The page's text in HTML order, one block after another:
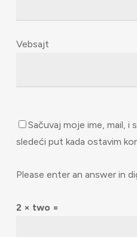
Vebsajt
Sačuvaj moje ime, mail, i
sledeći put kada ostavim
Please enter an answer in
2 × two =